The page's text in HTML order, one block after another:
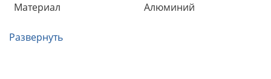
Материал
Алюминий
Развернуть